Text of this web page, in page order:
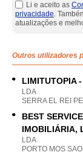
Li e aceito as
privacidade.
atualizações e
Outros utilizadores
LIMITUTOPIA
LDA
SERRA EL REI
BEST
IMOBILIÁRIA,
LDA
PORTO MOS